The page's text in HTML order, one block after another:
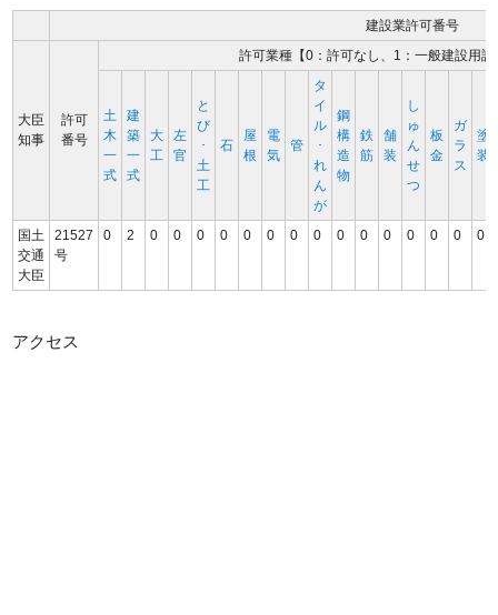
建設業許可番号
大臣
知事
許可
番号
許可業種【0：許可なし、1：一般建設用
土
木
一
式
建
築
一
式
大
工
左
官
と
び
･
土
工
石
屋
根
電
気
管
タ
イ
ル
･
れ
ん
が
鋼
構
造
物
鉄
筋
舗
装
し
ゅ
ん
せ
つ
板
金
ガ
ラ
ス
塗
装
国土
交通
大臣
21527
号
0 2 0 0 0 0 0 0 0 0 0 0 0 0 0 0 0
アクセス